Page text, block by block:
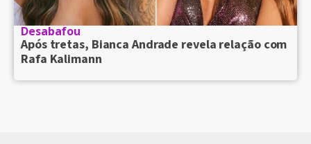
Desabafou
Após tretas, Bianca Andrade revela relação com
Rafa Kalimann